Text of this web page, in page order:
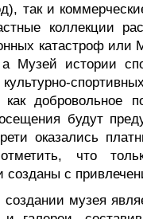
так и
коллекции
катастроф или
Музей истории
добровольное
будут
оказались
что
с
музея